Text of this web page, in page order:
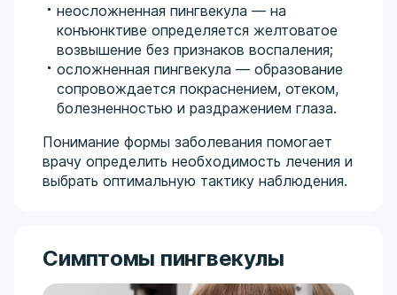
неосложненная пингвекула — на
конъюнктиве определяется желтоватое
возвышение без признаков воспаления;
осложненная пингвекула — образование
сопровождается покраснением, отеком,
болезненностью и раздражением глаза.
Понимание формы заболевания помогает
врачу определить необходимость лечения и
выбрать оптимальную тактику наблюдения.
Симптомы пингвекулы